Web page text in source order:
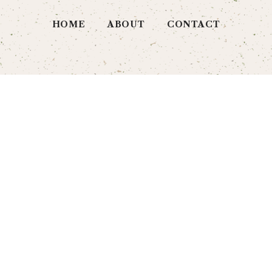
HOME ABOUT CONTACT